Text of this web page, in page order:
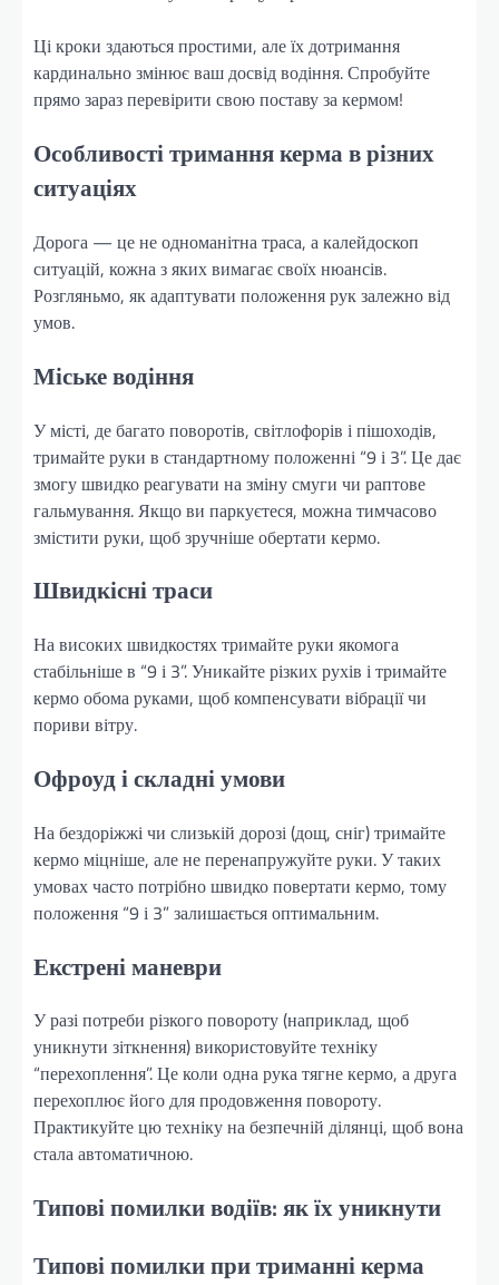
Ці кроки здаються простими, але їх дотримання
кардинально змінює ваш досвід водіння. Спробуйте
прямо зараз перевірити свою поставу за кермом!
Особливості тримання керма в різних
ситуаціях
Дорога — це не одноманітна траса, а калейдоскоп
ситуацій, кожна з яких вимагає своїх нюансів.
Розгляньмо, як адаптувати положення рук залежно від
умов.
Міське водіння
У місті, де багато поворотів, світлофорів і пішоходів,
тримайте руки в стандартному положенні “9 і 3”. Це дає
змогу швидко реагувати на зміну смуги чи раптове
гальмування. Якщо ви паркуєтеся, можна тимчасово
змістити руки, щоб зручніше обертати кермо.
Швидкісні траси
На високих швидкостях тримайте руки якомога
стабільніше в “9 і 3”. Уникайте різких рухів і тримайте
кермо обома руками, щоб компенсувати вібрації чи
пориви вітру.
Офроуд і складні умови
На бездоріжжі чи слизькій дорозі (дощ, сніг) тримайте
кермо міцніше, але не перенапружуйте руки. У таких
умовах часто потрібно швидко повертати кермо, тому
положення “9 і 3” залишається оптимальним.
Екстрені маневри
У разі потреби різкого повороту (наприклад, щоб
уникнути зіткнення) використовуйте техніку
“перехоплення”. Це коли одна рука тягне кермо, а друга
перехоплює його для продовження повороту.
Практикуйте цю техніку на безпечній ділянці, щоб вона
стала автоматичною.
Типові помилки водіїв: як їх уникнути
Типові помилки при триманні керма